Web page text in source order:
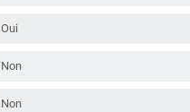
Oui
Non
Non